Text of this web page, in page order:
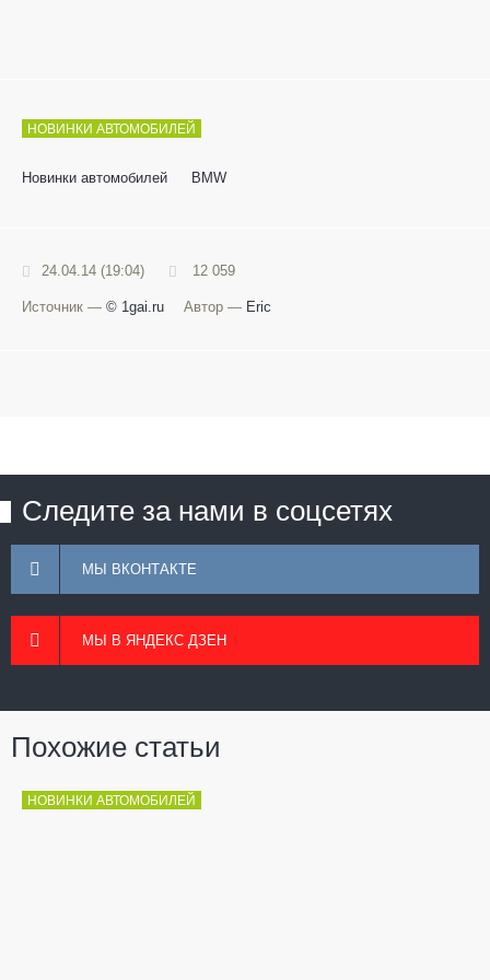
НОВИНКИ АВТОМОБИЛЕЙ
Новинки автомобилей BMW
24.04.14 (19:04) 12 059
Источник — © 1gai.ru Автор — Eric
Следите за нами в соцсетях
МЫ ВКОНТАКТЕ
МЫ В ЯНДЕКС ДЗЕН
Похожие статьи
НОВИНКИ АВТОМОБИЛЕЙ